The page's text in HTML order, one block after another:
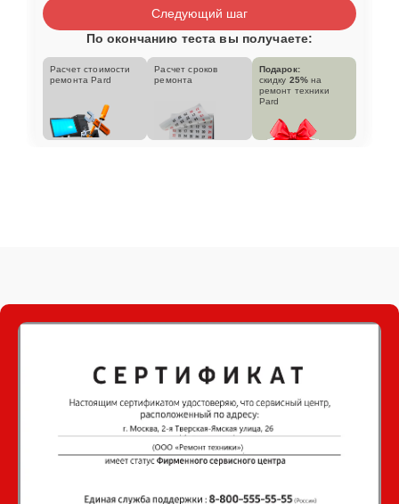
Следующий шаг
По окончанию теста вы получаете:
Расчет стоимости
ремонта Pard
Расчет сроков
ремонта
Подарок:
скидку 25% на
ремонт техники
Pard